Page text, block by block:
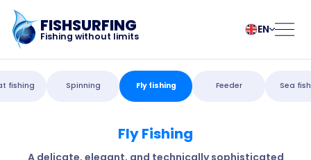
FISHSURFING
Fishing without limits
EN
български
Čeština
Deutsch
English
Norsk
Pусский
fishing Spinning Fly fishing Feeder Sea
Fly Fishing